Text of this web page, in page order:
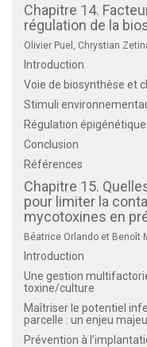
Chapitre 14.
régulation de la
Olivier Puel, Chrystian
Introduction
Voie de biosynthèse et
Stimuli
Régulation épigénétique
Conclusion
Références
Chapitre 15.
pour limiter la
mycotoxines en
Béatrice Orlando et Benoît
Introduction
Une gestion
toxine/culture
Maîtriser le potentiel
parcelle : un enjeu
Prévention à